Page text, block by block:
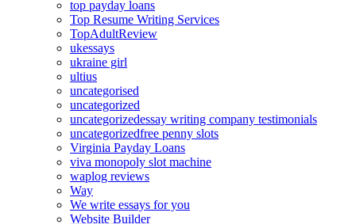
top payday loans
Top Resume Writing Services
TopAdultReview
ukessays
ukraine girl
ultius
uncategorised
uncategorized
uncategorizedessay writing company testimonials
uncategorizedfree penny slots
Virginia Payday Loans
viva monopoly slot machine
waplog reviews
Way
We write essays for you
Website Builder